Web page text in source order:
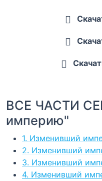
ВСЕ ЧАСТИ
империю"
1. Изменивший
2. Изменивший
3. Изменивший
4. Изменивший